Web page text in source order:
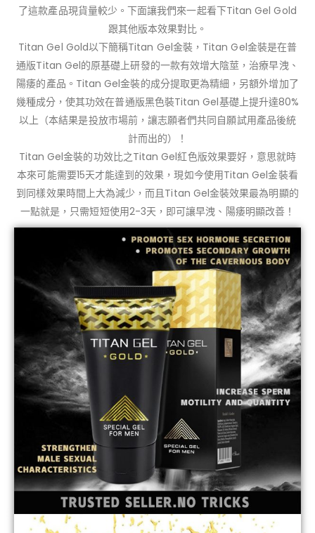
了這款產品現貨量較少。下面讓我們來一起看下Titan Gel Gold
跟其他版本效果對比。
Titan Gel Gold以下簡稱Titan Gel金裝，Titan Gel金裝是在普
通版Titan Gel的原基礎上研發的一款有效增大陰莖，治療早洩、
陽痿的產品。Titan Gel金裝的成分提取更為精細，另額外增加了
幾種成分，使其功效在普通版黑色裝Titan Gel基礎上提升達80%
以上（本結果是投放市場前，讓志願者們共同自願試用產品後統
計而出的）！
Titan Gel金裝的功效比之Titan Gel紅色版效果要好，意思就時
本來可能需要15天才能達到的效果，現如今使用Titan Gel金裝看
到同樣效果時間上大為減少，而且Titan Gel金裝效果最為明顯的
一點就是，只需短短使用2-3天，即可讓早洩、陽痿明顯改善！